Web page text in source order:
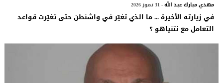
مهدي مبارك عبد الله- 31 تموز 2026
في زيارته الأخيرة ... ما الذي تغيّر في واشنطن حتى تغيّرت قواعد
التعامل مع نتنياهو ؟